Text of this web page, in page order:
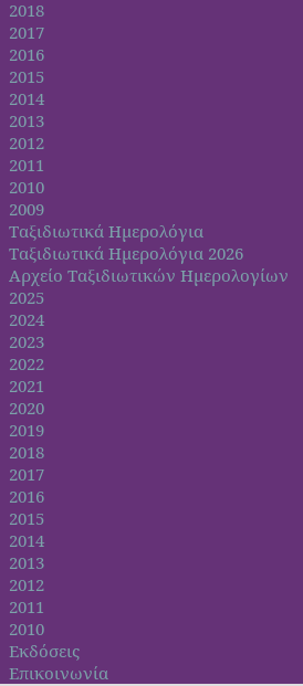
2018
2017
2016
2015
2014
2013
2012
2011
2010
2009
Ταξιδιωτικά Ημερολόγια
Ταξιδιωτικά Ημερολόγια 2026
Αρχείο Ταξιδιωτικών Ημερολογίων
2025
2024
2023
2022
2021
2020
2019
2018
2017
2016
2015
2014
2013
2012
2011
2010
Εκδόσεις
Επικοινωνία